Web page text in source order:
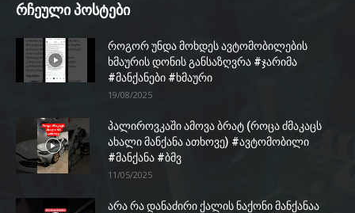
რჩეული პოსტები
როგორ უნდა მოხდეს ავტომობილების
ხმაურის დონის განსაზღვრა #ჯარიმა
#მანქანები #ხმაური
19/08/2025
პალიროვკაში ამოვა ბრატ (როცა ძმაკაცს
ახალი მანქანა ათხოვე) #ავტომობილი
#მანქანა #ბმვ
11/05/2025
არა რა დანაძირი ქალის ნაქონი მანქანაა